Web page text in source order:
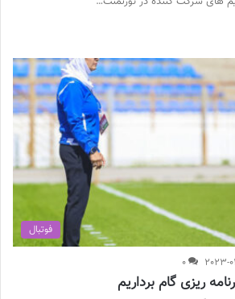
فوتبال
2023-
0
ریزی گام برداریم